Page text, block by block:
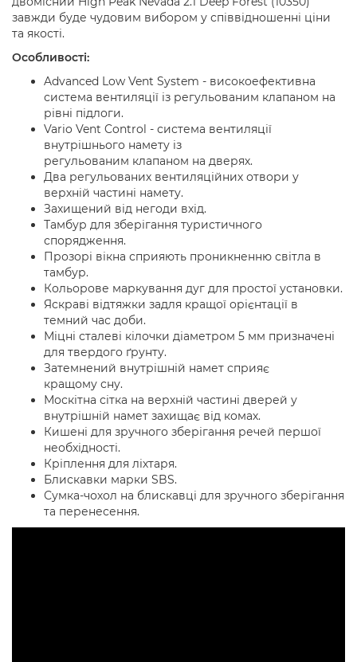
завжди буде чудовим вибором у співвідношенні ціни
та якості.
Особливості:
Advanced Low Vent System - високоефективна
система вентиляції із регульованим клапаном на
рівні підлоги.
Vario Vent Control - система вентиляції
внутрішнього намету із
регульованим клапаном на дверях.
Два регульованих вентиляційних отвори у
верхній частині намету.
Захищений від негоди вхід.
Тамбур для зберігання туристичного
спорядження.
Прозорі вікна сприяють проникненню світла в
тамбур.
Кольорове маркування дуг для простої установки.
Яскраві відтяжки задля кращої орієнтації в
темний час доби.
Міцні сталеві кілочки діаметром 5 мм призначені
для твердого ґрунту.
Затемнений внутрішній намет сприяє
кращому сну.
Москітна сітка на верхній частині дверей у
внутрішній намет захищає від комах.
Кишені для зручного зберігання речей першої
необхідності.
Кріплення для ліхтаря.
Блискавки марки SBS.
Сумка-чохол на блискавці для зручного зберігання
та перенесення.